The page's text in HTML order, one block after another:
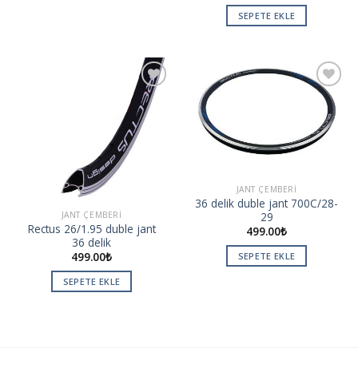
SEPETE EKLE
Add to
wishlist
JANT ÇEMBERI
Rectus 26/1.95 duble jant
36 delik
499.00₺
SEPETE EKLE
Add to
wishlist
JANT ÇEMBERI
36 delik duble jant 700C/28-
29
499.00₺
SEPETE EKLE